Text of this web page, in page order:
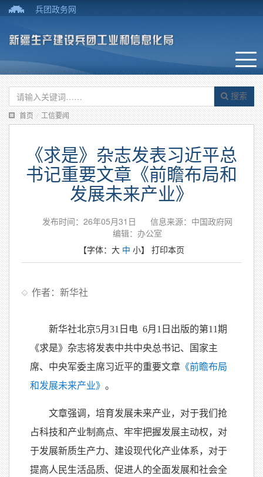
兵团政务网
搜索
首页 / 工信要闻
《求是》杂志发表习近平总
书记重要文章《前瞻布局和
发展未来产业》
发布时间：26年05月31日
信息来源：中国政府网
编辑：办公室
【字体： 大 中 小】 打印本页
作者：新华社
新华社北京5月31日电 6月1日出版的第11期
《求是》杂志将发表中共中央总书记、国家主
席、中央军委主席习近平的重要文章 《前瞻布局
和发展未来产业》 。
文章强调，培育发展未来产业，对于我们抢
占科技和产业制高点、牢牢把握发展主动权，对
于发展新质生产力、建设现代化产业体系，对于
提高人民生活品质、促进人的全面发展和社会全